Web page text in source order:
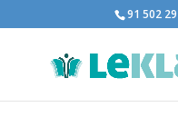
91 502